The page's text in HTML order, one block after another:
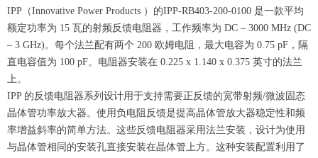
IPP（Innovative Power Products ）的IPP-RB403-200-0100 是一款平均
额定功率为 15 瓦的射频反馈电阻器，工作频率为 DC – 3000 MHz (DC
– 3 GHz)。每个法兰配有两个 200 欧姆电阻，最大电容为 0.75 pF，隔
直电容值为 100 pF。电阻器安装在 0.225 x 1.140 x 0.375 英寸的法兰
上。
IPP 的反馈电阻器系列设计用于支持需要正反馈的宽带射频/微波固态
晶体管功率放大器。使用负电阻反馈是提高晶体管放大器稳定性和频
率增益斜率的简单方法。这些反馈电阻器采用法兰安装，设计为使用
与晶体管相同的安装孔直接安装在晶体管上方。这种安装配置利用了